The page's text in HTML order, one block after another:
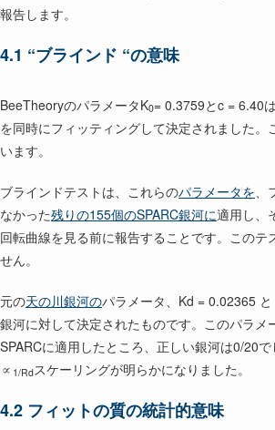
報告します。
4.1 “ブラインド “の意味
BeeTheoryのパラメータK0= 0.3759とc = 6.40
を同時にフィッティングして決定されました。
います。
ブラインドテストは、これらのパラメータを
なかった残りの155個のSPARC銀河に適用し、
回転曲線を見る前に報告することです。このテ
せん。
元の天の川銀河のパラメータ、Kd = 0.02365
銀河に対して決定されたものです。このパラメ
SPARCに適用したところ、正しい銀河は0/20
∝ 1/Rdスケーリングが明らかになりました。
4.2 フィットの質の統計的意味